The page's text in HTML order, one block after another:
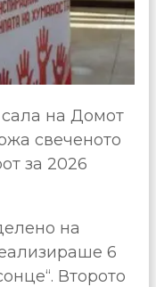
на Домот
свеченото
за 2026
на
6
Второто